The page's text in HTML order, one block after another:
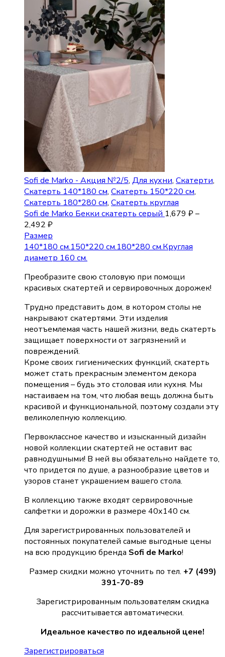
Sofi de Marko - Акция №2/5, Для кухни, Скатерти,
Скатерть 140*180 см, Скатерть 150*220 см,
Скатерть 180*280 см, Скатерть круглая
Sofi de Marko Бекки скатерть серый 1,679 ₽–
2,492 ₽
Размер
140*180 см.150*220 см.180*280 см.Круглая
диаметр 160 см.
Преобразите свою столовую при помощи
красивых скатертей и сервировочных дорожек!
Трудно представить дом, в котором столы не
накрывают скатертями. Эти изделия
неотъемлемая часть нашей жизни, ведь скатерть
защищает поверхности от загрязнений и
повреждений.
Кроме своих гигиенических функций, скатерть
может стать прекрасным элементом декора
помещения – будь это столовая или кухня. Мы
настаиваем на том, что любая вещь должна быть
красивой и функциональной, поэтому создали эту
великолепную коллекцию.
Первоклассное качество и изысканный дизайн
новой коллекции скатертей не оставит вас
равнодушными! В ней вы обязательно найдете то,
что придется по душе, а разнообразие цветов и
узоров станет украшением вашего стола.
В коллекцию также входят сервировочные
салфетки и дорожки в размере 40х140 см.
Для зарегистрированных пользователей и
постоянных покупателей самые выгодные цены
на всю продукцию бренда Sofi de Marko!
Размер скидки можно уточнить по тел. +7 (499)
391-70-89
Зарегистрированным пользователям скидка
рассчитывается автоматически.
Идеальное качество по идеальной цене!
Зарегистрироваться